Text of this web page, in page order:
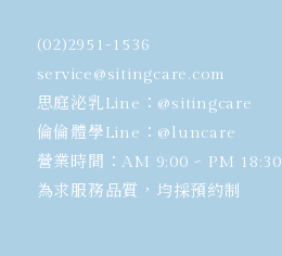
(02)2951-1536
​service@sitingcare.com
思庭泌乳Line： @sitingcare
倫倫體學Line： @luncare
營業時間：AM 9:00 ~ PM 18:30
為求服務品質，均採預約制